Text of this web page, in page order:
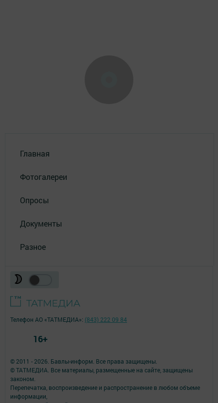
Главная
Фотогалереи
Опросы
Документы
Разное
© 2011 - 2026. Бавлы-информ. Все права защищены.
© ТАТМЕДИА. Все материалы, размещенные на сайте, защищены
законом.
Перепечатка, воспроизведение и распространение в любом объеме
информации,
Телефон АО «ТАТМЕДИА»: (843) 222 09 84
16+